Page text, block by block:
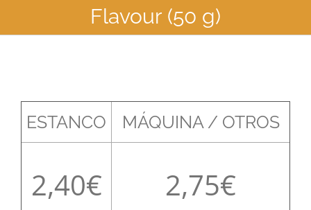
Flavour (50 g)
ESTANCO MÁQUINA / OTROS
2,40 2,75